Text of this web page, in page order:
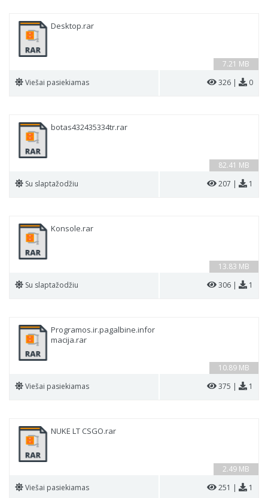
7.21 MB
Desktop.rar
Viešai pasiekiamas 326 | 0
82.41 MB
botas432435334tr.rar
Su slaptažodžiu 207 | 1
13.83 MB
Konsole.rar
Su slaptažodžiu 306 | 1
10.89 MB
Programos.ir.pagalbine.infor
macija.rar
Viešai pasiekiamas 375 | 1
2.49 MB
NUKE LT CSGO.rar
Viešai pasiekiamas 251 | 1